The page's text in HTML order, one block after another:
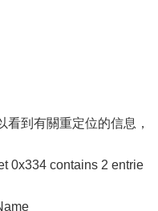
看到有關重定位的信息，
0x334 contains 2 entrie